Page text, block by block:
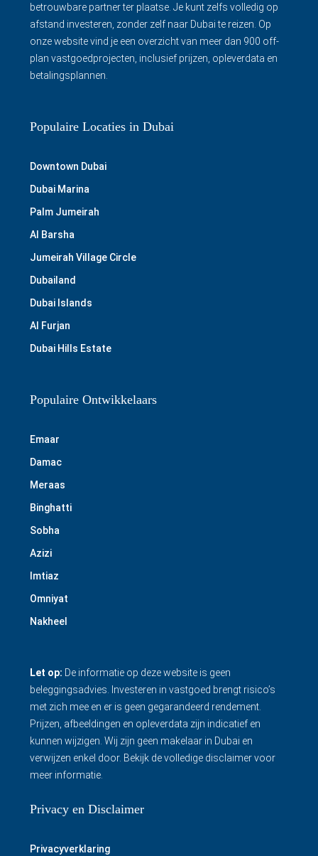
betrouwbare partner ter plaatse. Je kunt zelfs volledig op
afstand investeren, zonder zelf naar Dubai te reizen. Op
onze website vind je een overzicht van meer dan 900 off-
plan vastgoedprojecten, inclusief prijzen, opleverdata en
betalingsplannen.
Populaire Locaties in Dubai
Downtown Dubai
Dubai Marina
Palm Jumeirah
Al Barsha
Jumeirah Village Circle
Dubailand
Dubai Islands
Al Furjan
Dubai Hills Estate
Populaire Ontwikkelaars
Emaar
Damac
Meraas
Binghatti
Sobha
Azizi
Imtiaz
Omniyat
Nakheel
Let op: De informatie op deze website is geen
beleggingsadvies. Investeren in vastgoed brengt risico’s
met zich mee en er is geen gegarandeerd rendement.
Prijzen, afbeeldingen en opleverdata zijn indicatief en
kunnen wijzigen. Wij zijn geen makelaar in Dubai en
verwijzen enkel door. Bekijk de volledige disclaimervoor
meer informatie.
Privacy en Disclaimer
Privacyverklaring